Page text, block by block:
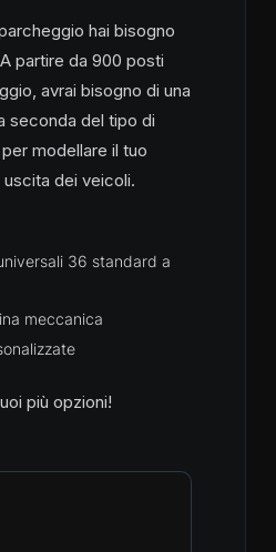
hai bisogno
partire da 900 posti
avrai bisogno di una
seconda del tipo di
modellare il tuo
dei veicoli.
36 standard a
meccanica
più opzioni!